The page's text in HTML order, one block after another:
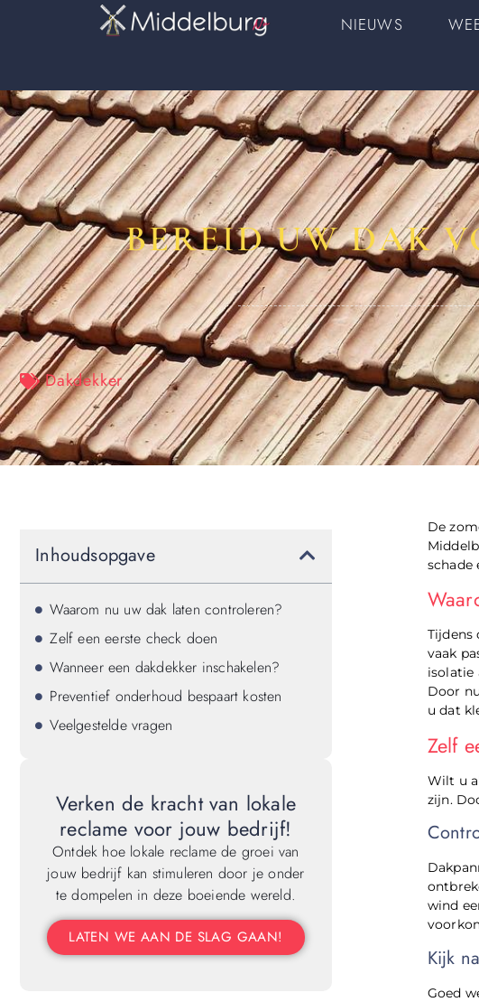
NIEUWS
BEREID UW DAK
Dakdekker
De
schade
Tijdens
vaak
isolatie
Door
u dat
Zelf
Wilt u
zijn.
wind
Kijk
Goed
Inhoudsopgave
Waarom nu uw dak laten controleren?
Zelf een eerste check doen
Wanneer een dakdekker inschakelen?
Preventief onderhoud bespaart kosten
Veelgestelde vragen
Verken de kracht van lokale
reclame voor jouw bedrijf!
Ontdek hoe lokale reclame de groei van
jouw bedrijf kan stimuleren door je onder
te dompelen in deze boeiende wereld.
LATEN WE AAN DE SLAG GAAN!